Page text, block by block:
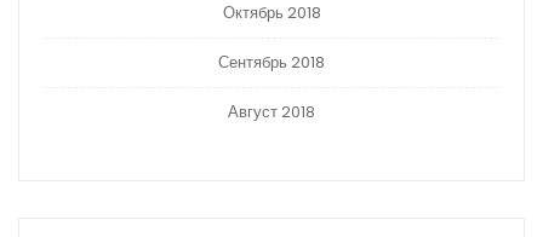
Октябрь 2018
Сентябрь 2018
Август 2018